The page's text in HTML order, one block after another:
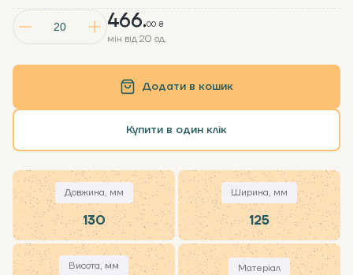
466.00 ₴
мін від 20 од.
Додати в кошик
Купити в один клік
Довжина, мм
130
Ширина, мм
125
Висота, мм Матеріал